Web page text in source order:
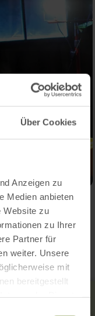
Über Cookies
Anzeigen zu
Medien anbieten
Website zu
zu Ihrer
Partner für
weiter. Unsere
mit
bereitgestellt